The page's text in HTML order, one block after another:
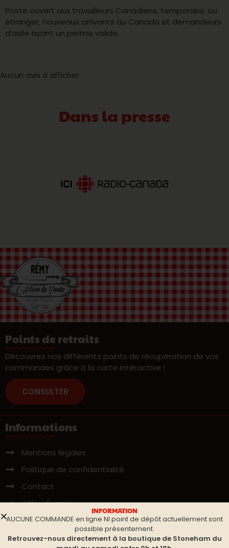
Poste ouvert aux travailleurs Canadiens, temporaire, ou
étranger, nouveaux arrivants au Canada et demandeurs
d’asile ayant un permis valide.
Aucun avis à afficher
Dans la presse
Points de retraits
Découvrez nos différents points de récupération de vos
commandes grâce à la carte intéractive !
CONSULTER
Informations
Mentions légales
Politique de confidentialité
Contact
Offre d'emploi
INFORMATION
AUCUNE COMMANDE en ligne NI point de dépôt actuellement sont
possible présentement.
Retrouvez-nous directement à la boutique de Stoneham du